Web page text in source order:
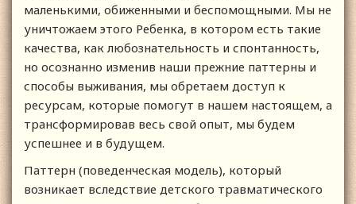
маленькими, обиженными и беспомощными. Мы не
уничтожаем этого Ребенка, в котором есть такие
качества, как любознательность и спонтанность,
но осознанно изменив наши прежние паттерны и
способы выживания, мы обретаем доступ к
ресурсам, которые помогут в нашем настоящем, а
трансформировав весь свой опыт, мы будем
успешнее и в будущем.
Паттерн (поведенческая модель), который
возникает вследствие детского травматического